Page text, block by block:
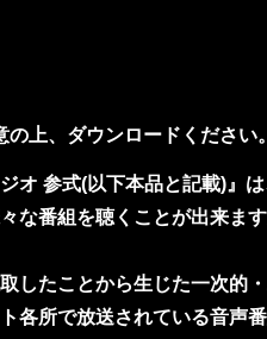
の上、ダウンロードください。
オ 参式(以下本品と記載)』は
な番組を聴くことが出来ま
したことから生じた一次的
各所で放送されている音声